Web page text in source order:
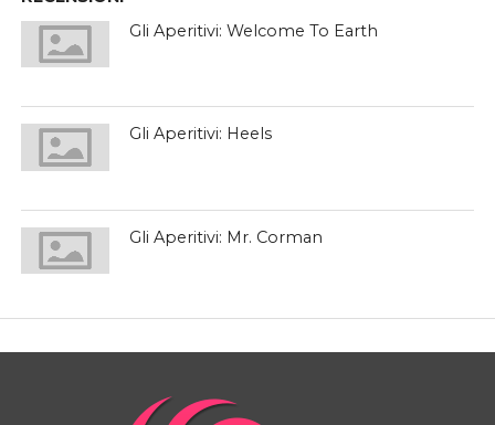
Gli Aperitivi: Welcome To Earth
Gli Aperitivi: Heels
Gli Aperitivi: Mr. Corman